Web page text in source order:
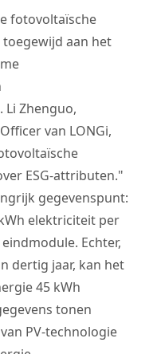
fotovoltaïsche
aan het
Zhenguo,
van LONGi,
ESG-attributen."
gegevenspunt:
elektriciteit per
Echter,
dertig jaar, kan het
45 kWh
tonen
PV-technologie